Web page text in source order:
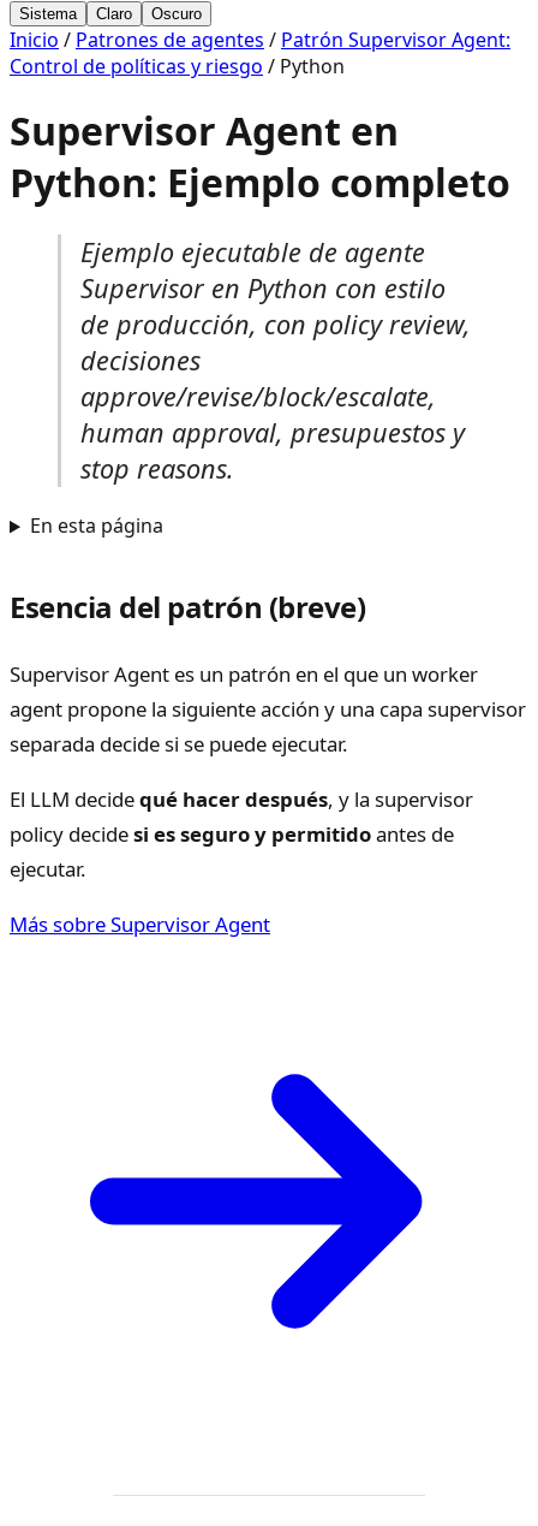
Sistema Claro Oscuro
Inicio / Patrones de agentes / Patrón Supervisor Agent:
Control de políticas y riesgo / Python
Supervisor Agent en
Python: Ejemplo completo
Ejemplo ejecutable de agente
Supervisor en Python con estilo
de producción, con policy review,
decisiones
approve/revise/block/escalate,
human approval, presupuestos y
stop reasons.
En esta página
Esencia del patrón (breve)
Supervisor Agent es un patrón en el que un worker
agent propone la siguiente acción y una capa supervisor
separada decide si se puede ejecutar.
El LLM decidequé hacer después, y la supervisor
policy decidesi es seguro y permitidoantes de
ejecutar.
Más sobre Supervisor Agent